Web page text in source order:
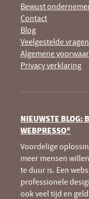
Bewust
Contact
Blog
Veelgestelde vragen
Algemene
Privacy verklaring
NIEUWSTE BLOG:
WEBPRESSO®
Voordelige
meer mensen
te duur is. Een
professionele
ook veel tijd en